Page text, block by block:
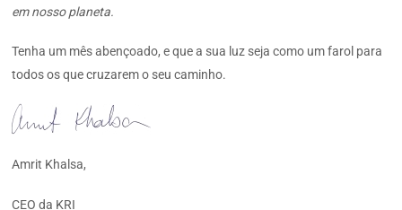
em nosso planeta.
Tenha um mês abençoado, e que a sua luz seja como um farol para
todos os que cruzarem o seu caminho.
Amrit Khalsa,
CEO da KRI